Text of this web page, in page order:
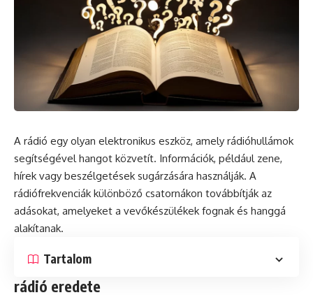
A rádió egy olyan elektronikus eszköz, amely rádióhullámok
segítségével hangot közvetít. Információk, például zene,
hírek vagy beszélgetések sugárzására használják. A
rádiófrekvenciák különböző csatornákon továbbítják az
adásokat, amelyeket a vevőkészülékek fognak és hanggá
alakítanak.
Tartalom
rádió eredete